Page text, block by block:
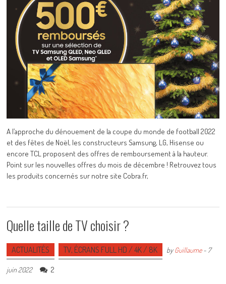
A l’approche du dénouement de la coupe du monde de football 2022
et des fêtes de Noël, les constructeurs Samsung, LG, Hisense ou
encore TCL proposent des offres de remboursement à la hauteur.
Point sur les nouvelles offres du mois de décembre ! Retrouvez tous
les produits concernés sur notre site Cobra.fr,
Quelle taille de TV choisir ?
ACTUALITÉS TV, ÉCRANS FULL HD / 4K / 8K byGuillaume- 7
juin 2022 2